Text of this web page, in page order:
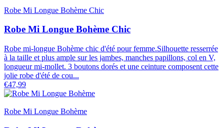
Robe Mi Longue Bohème Chic
Robe Mi Longue Bohème Chic
Robe mi-longue Bohème chic d'été pour femme.Silhouette resserrée
à la taille et plus ample sur les jambes, manches papillons, col en V,
longueur mi-mollet. 3 boutons dorés et une ceinture composent cette
jolie robe d'été de cou...
€47,99
Robe Mi Longue Bohème